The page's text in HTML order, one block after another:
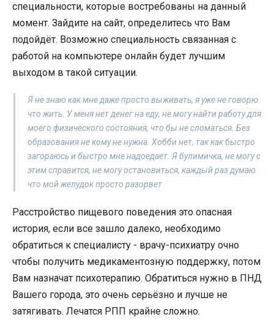
специальности, которые востребованы на данный
момент. Зайдите на сайт, определитесь что Вам
подойдёт. Возможно специальность связанная с
работой на компьютере онлайн будет лучшим
выходом в такой ситуации.
Я не знаю как мне даже просто выживать, я уже не говорю
что жить. У меня нет денег на еду, не могу найти работу для
моего физического состояния, что бы не сломаться. Без
образования не кому не нужна. Хобби нет, так как быстро
загораюсь и быстро мне надоедает. Я булимичка, не могу с
этим справится, не могу остановиться, каждый раз думаю
что мой желудок просто разорвет
Расстройство пищевого поведения это опасная
история, если все зашло далеко, необходимо
обратиться к специалисту - врачу-психиатру очно
чтобы получить медикаментозную поддержку, потом
Вам назначат психотерапию. Обратиться нужно в ПНД
Вашего города, это очень серьёзно и лучше не
затягивать. Лечатся РПП крайне сложно.